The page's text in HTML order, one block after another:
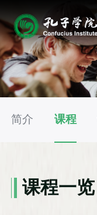
简介 课程
课程一览